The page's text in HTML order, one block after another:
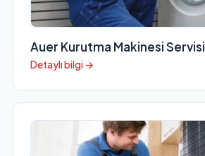
Auer Kurutma Makinesi Servisi
Detaylı bilgi →